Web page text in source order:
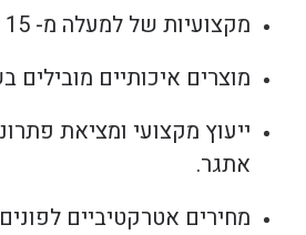
מקצועיות של למעלה מ- 15 שנה.
מוצרים איכותיים מובילים
ייעוץ מקצועי ומציאת
אתגר.
מחירים אטרקטיביים